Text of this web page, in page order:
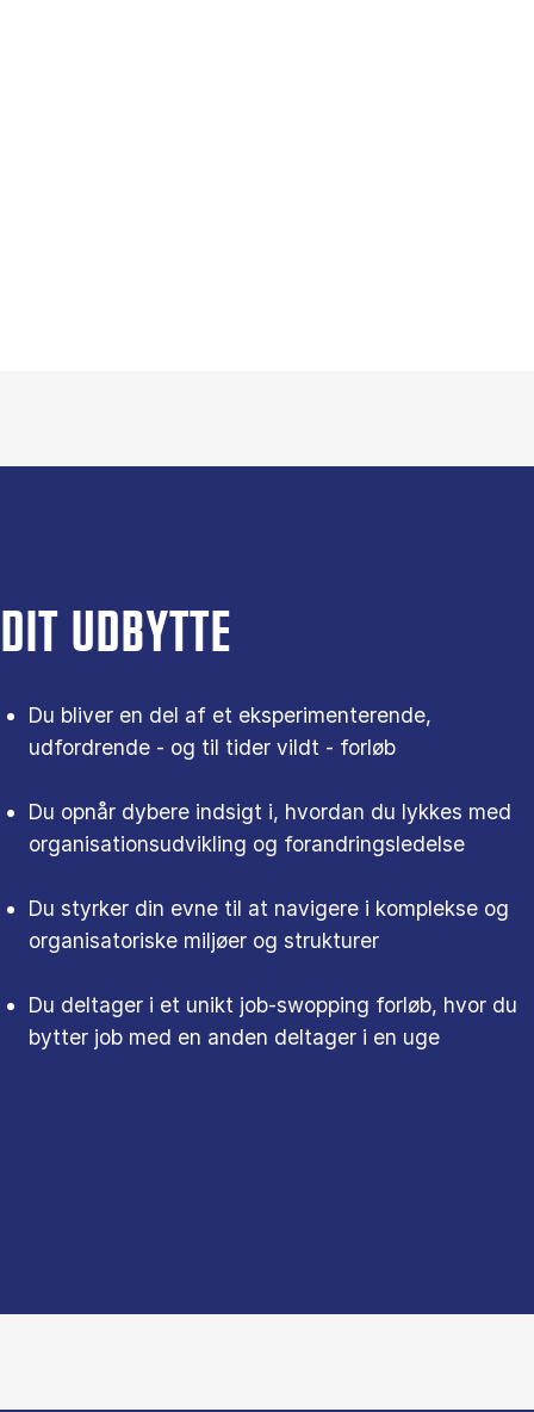
DIT UDBYTTE
Du bliver en del af et eksperimenterende,
udfordrende - og til tider vildt - forløb
Du opnår dybere indsigt i, hvordan du lykkes med
organisationsudvikling og forandringsledelse
Du styrker din evne til at navigere i komplekse og
organisatoriske miljøer og strukturer
Du deltager i et unikt job-swopping forløb, hvor du
bytter job med en anden deltager i en uge